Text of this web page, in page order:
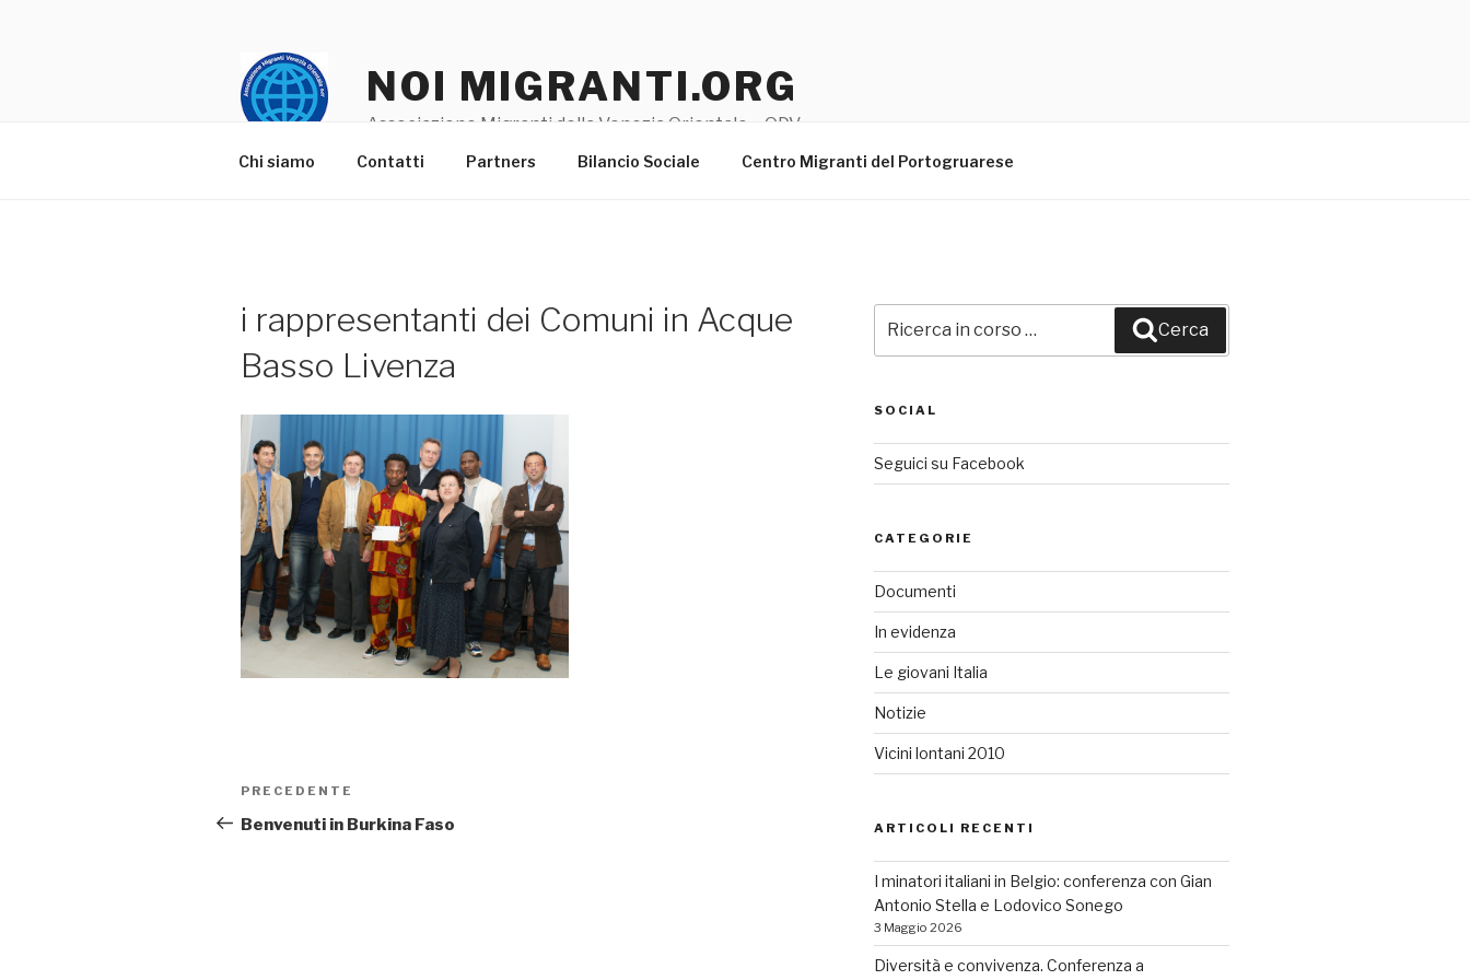
NOI MIGRANTI.ORG
Associazione Migranti della Venezia Orientale – ODV
Chi siamo Contatti Partners Bilancio Sociale Centro Migranti del Portogruarese
i rappresentanti dei Comuni in Acque
Basso Livenza
Navigazione
articoli
Articolo
precedente:
PRECEDENTE
Benvenuti in Burkina Faso
Cerca
SOCIAL
Seguici su Facebook
CATEGORIE
Documenti
In evidenza
Le giovani Italia
Notizie
Vicini lontani 2010
ARTICOLI RECENTI
I minatori italiani in Belgio: conferenza con Gian
Antonio Stella e Lodovico Sonego
3 Maggio 2026
Diversità e convivenza. Conferenza a